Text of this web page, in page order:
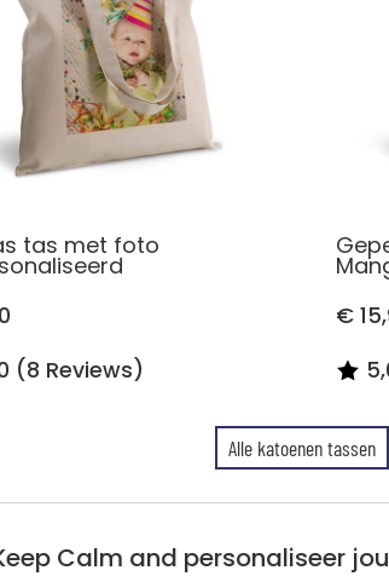
tas met foto
(8 Reviews)
€
Alle katoenen tassen
Calm and personaliseer